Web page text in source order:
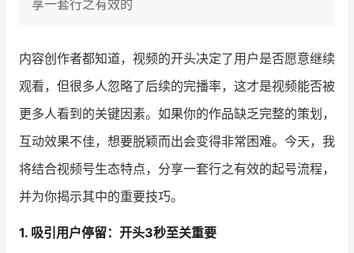
新零售资讯
培训课程
增长俱乐部
享一套行之有效的
内容创作者都知道，视频的开头决定了用户是否愿意继续
观看，但很多人忽略了后续的完播率，这才是视频能否被
更多人看到的关键因素。如果你的作品缺乏完整的策划，
互动效果不佳，想要脱颖而出会变得非常困难。今天，我
将结合视频号生态特点，分享一套行之有效的起号流程，
并为你揭示其中的重要技巧。
1. 吸引用户停留：开头3秒至关重要